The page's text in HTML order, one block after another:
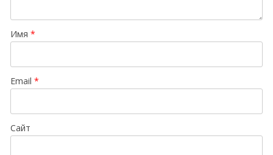
Имя *
Email *
Сайт